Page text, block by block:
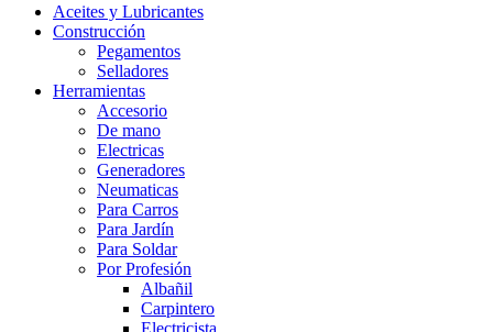
Aceites y Lubricantes
Construcción
Pegamentos
Selladores
Herramientas
Accesorio
De mano
Electricas
Generadores
Neumaticas
Para Carros
Para Jardín
Para Soldar
Por Profesión
Albañil
Carpintero
Electricista